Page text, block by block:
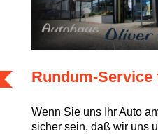
Rundum-Service
Wenn Sie uns Ihr Auto
sicher sein, daß wir uns